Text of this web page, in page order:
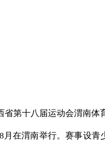
第十八届运动会渭南体
在渭南举行。赛事设